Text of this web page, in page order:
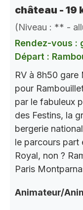
château - 19
(Niveau : ** -
Rendez-vous :
Départ :
RV à 8h50 gare
pour
par le fabuleux
des Festins, la
bergerie
le parcours part
Royal, non ?
Paris
Animateur/